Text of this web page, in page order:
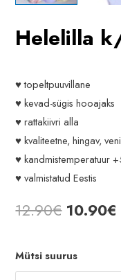
Helelilla
♥ topeltpuuvillane
♥ kevad-sügis hooajaks
♥ rattakiivri alla
♥ kvaliteetne, hingav,
♥ kandmistemperatuur
♥ valmistatud Eestis
12.90€ Algne
oli:
10.90€
Mütsi suurus